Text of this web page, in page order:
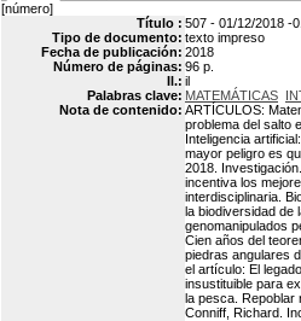
[número]
Título : 507 - 01/12/2018 -
Tipo de documento: texto impreso
Fecha de publicación: 2018
Número de páginas: 96 p.
Il.: il
Palabras clave: MATEMÁTICAS
Nota de contenido: ARTÍCULOS:
problema del salto
Inteligencia
mayor peligro es
2018.
incentiva los
interdisciplinaria.
la biodiversidad de
genomanipulados
Cien años del
piedras angulares
el artículo: El
insustituible para
la pesca. Repoblar
Conniff, Richard.